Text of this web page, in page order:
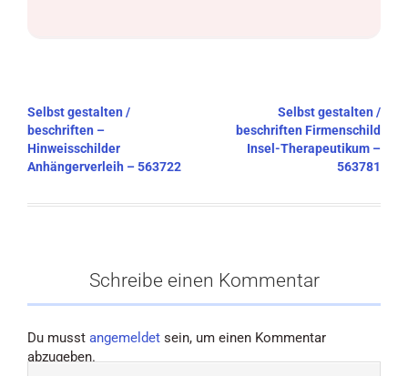
Beitragsnavigation
Selbst gestalten /
beschriften –
Hinweisschilder
Anhängerverleih – 563722
Selbst gestalten /
beschriften Firmenschild
Insel-Therapeutikum –
563781
Schreibe einen Kommentar
Du musst angemeldet sein, um einen Kommentar
abzugeben.